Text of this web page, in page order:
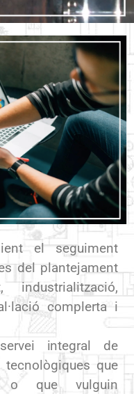
el seguiment
del plantejament
industrialització,
complerta i
integral de
que
o que vulguin